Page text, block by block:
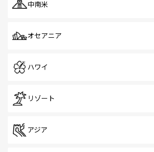
中南米
オセアニア
ハワイ
リゾート
アジア